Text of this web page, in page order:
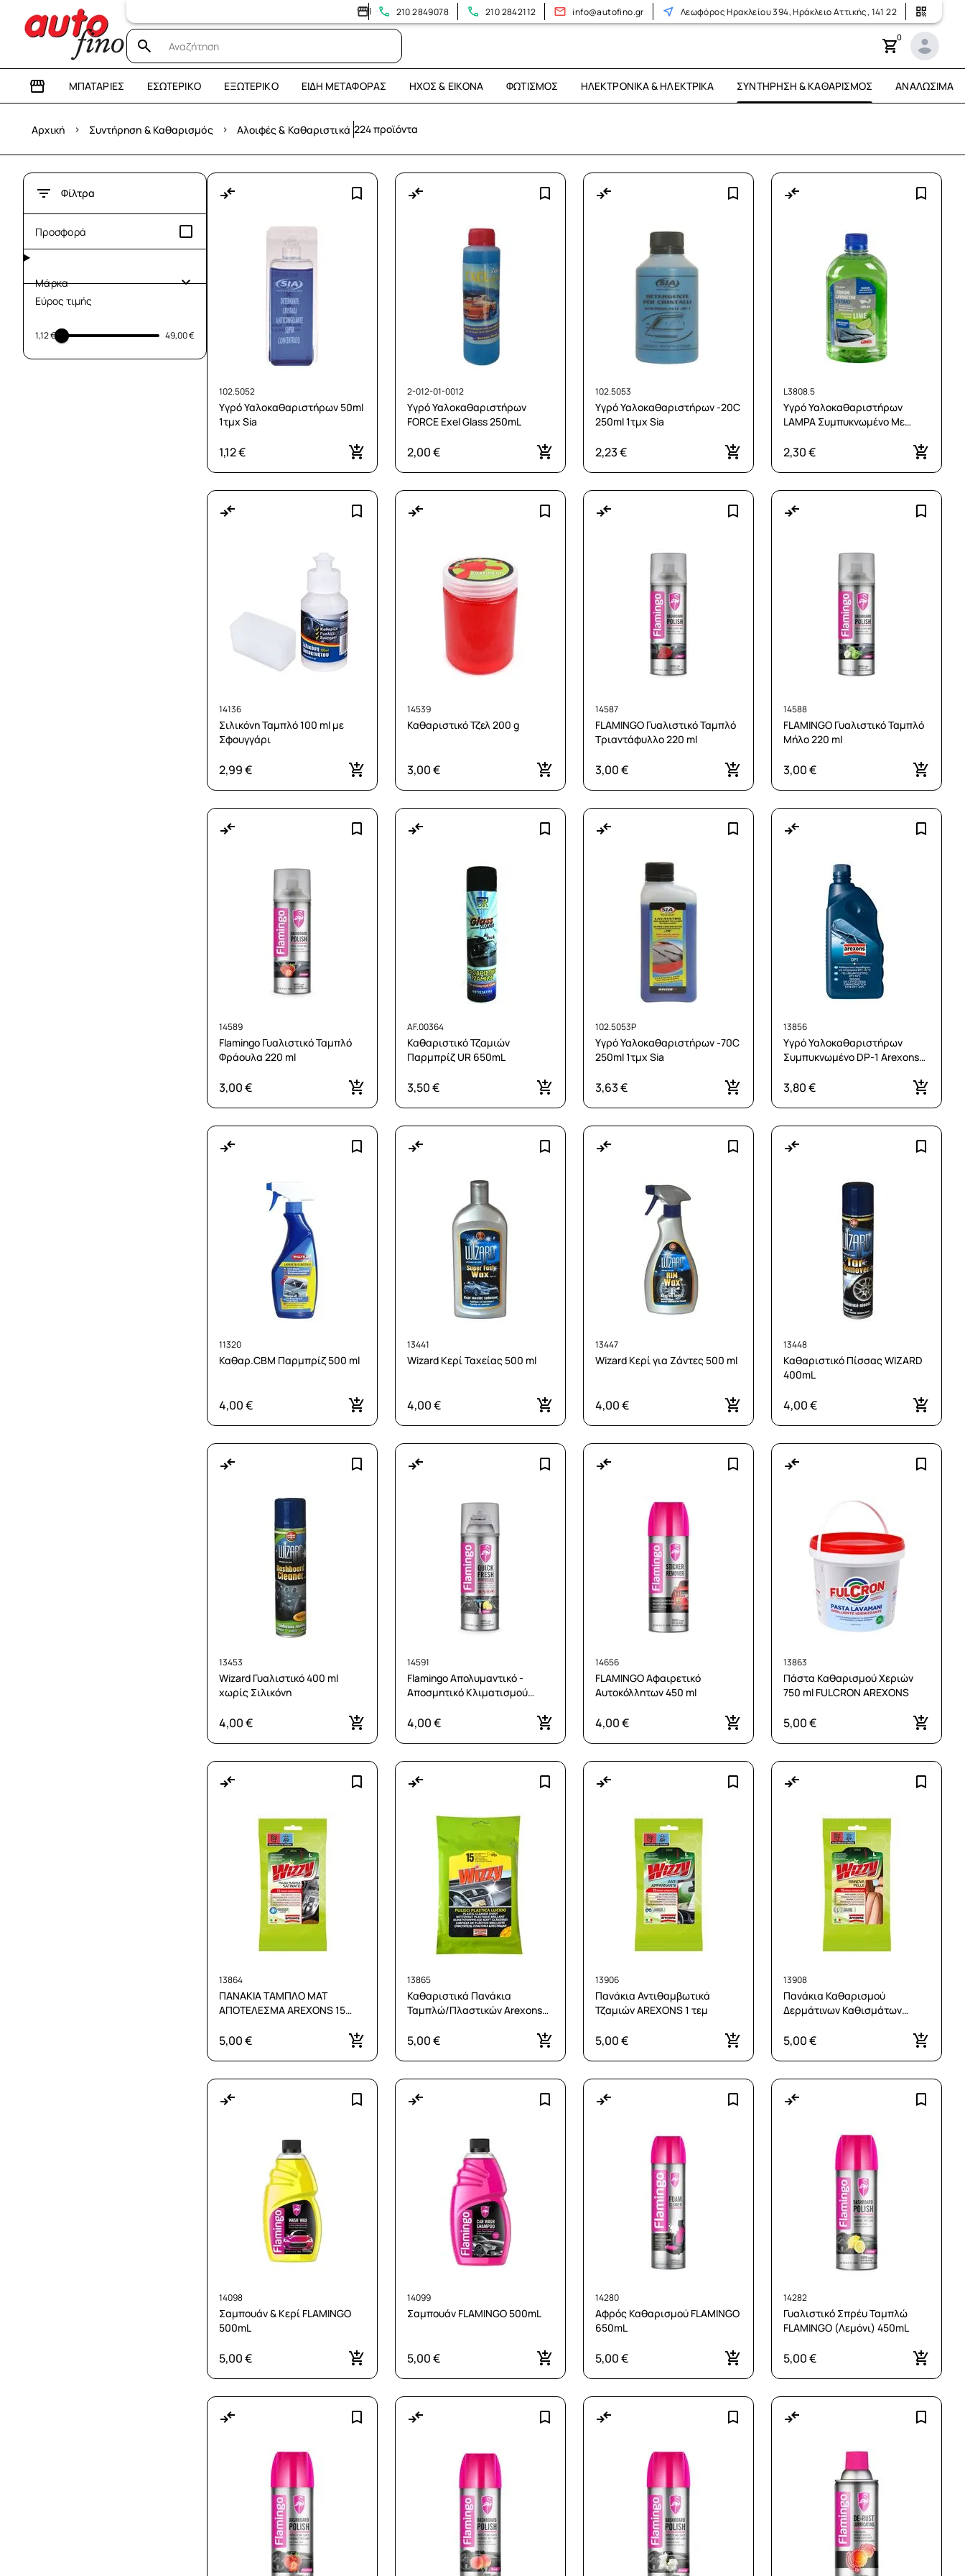
Επισκεφτείτε το νέο μας κατάστημα: Λεωφόρος Ηρακλείου 394!
210 2849078 210 2842112 info@autofino.gr Λεωφόρος Ηρακλείου 394, Ηράκλειο Αττικής, 141 22
0
ΜΠΑΤΑΡΊΕΣ ΕΣΩΤΕΡΙΚΌ ΕΞΩΤΕΡΙΚΌ ΕΊΔΗ ΜΕΤΑΦΟΡΆΣ ΉΧΟΣ & ΕΙΚΌΝΑ ΦΩΤΙΣΜΌΣ ΗΛΕΚΤΡΟΝΙΚΆ & ΗΛΕΚΤΡΙΚΆ ΣΥΝΤΉΡΗΣΗ & ΚΑΘΑΡΙΣΜΌΣ ΑΝΑΛΏΣΙΜΑ
Αρχική › Συντήρηση & Καθαρισμός › Αλοιφές & Καθαριστικά 224 προϊόντα
Φίλτρα
Προσφορά
Μάρκα
Εύρος τιμής
1,12 € 49,00 €
102.5052
Υγρό Υαλοκαθαριστήρων 50ml
1τμχ Sia
1,12 €
2-012-01-0012
Υγρό Υαλοκαθαριστήρων
FORCE Exel Glass 250mL
2,00 €
102.5053
Υγρό Υαλοκαθαριστήρων -20C
250ml 1τμχ Sia
2,23 €
L3808.5
Υγρό Υαλοκαθαριστήρων
LAMPA Συμπυκνωμένο Με
2,30 €
14136
Σιλικόνη Ταμπλό 100 ml με
Σφουγγάρι
2,99 €
14539
Καθαριστικό Τζελ 200 g
3,00 €
14587
FLAMINGO Γυαλιστικό Ταμπλό
Τριαντάφυλλο 220 ml
3,00 €
14588
FLAMINGO Γυαλιστικό Ταμπλό
Μήλο 220 ml
3,00 €
14589
Flamingo Γυαλιστικό Ταμπλό
Φράουλα 220 ml
3,00 €
AF.00364
Καθαριστικό Τζαμιών
Παρμπρίζ UR 650mL
3,50 €
102.5053P
Υγρό Υαλοκαθαριστήρων -70C
250ml 1τμχ Sia
3,63 €
13856
Υγρό Υαλοκαθαριστήρων
Συμπυκνωμένο DP-1 Arexons
3,80 €
11320
Καθαρ.CBM Παρμπρίζ 500 ml
4,00 €
13441
Wizard Κερί Ταχείας 500 ml
4,00 €
13447
Wizard Κερί για Ζάντες 500 ml
4,00 €
13448
Καθαριστικό Πίσσας WIZARD
400mL
4,00 €
13453
Wizard Γυαλιστικό 400 ml
χωρίς Σιλικόνη
4,00 €
14591
Flamingo Απολυμαντικό -
Αποσμητικό Κλιματισμού
4,00 €
14656
FLAMINGO Αφαιρετικό
Αυτοκόλλητων 450 ml
4,00 €
13863
Πάστα Καθαρισμού Χεριών
750 ml FULCRON AREXONS
5,00 €
13864
ΠΑΝΑΚΙΑ ΤΑΜΠΛΟ ΜΑΤ
ΑΠΟΤΕΛΕΣΜΑ AREXONS 15
5,00 €
13865
Καθαριστικά Πανάκια
Ταμπλώ/Πλαστικών Arexons
5,00 €
13906
Πανάκια Αντιθαμβωτικά
Τζαμιών AREXONS 1 τεμ
5,00 €
13908
Πανάκια Καθαρισμού
Δερμάτινων Καθισμάτων
5,00 €
14098
Σαμπουάν & Κερί FLAMINGO
500mL
5,00 €
14099
Σαμπουάν FLAMINGO 500mL
5,00 €
14280
Αφρός Καθαρισμού FLAMINGO
650mL
5,00 €
14282
Γυαλιστικό Σπρέυ Ταμπλώ
FLAMINGO (Λεμόνι) 450mL
5,00 €